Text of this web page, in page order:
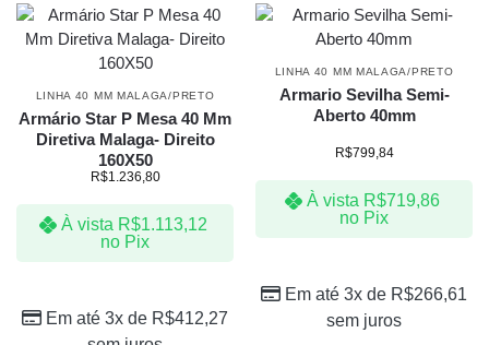
LINHA 40 MM MALAGA/PRETO
Armário Star P Mesa 40 Mm
Diretiva Malaga- Direito
160X50
R$1.236,80
À vista R$1.113,12
no Pix
Em até 3x de R$412,27
LINHA 40 MM MALAGA/PRETO
Armario Sevilha Semi-
Aberto 40mm
R$799,84
À vista R$719,86
no Pix
Em até 3x de R$266,61
sem juros